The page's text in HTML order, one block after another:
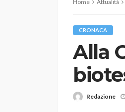
Home Attualità
CRONACA
Alla
Redazione